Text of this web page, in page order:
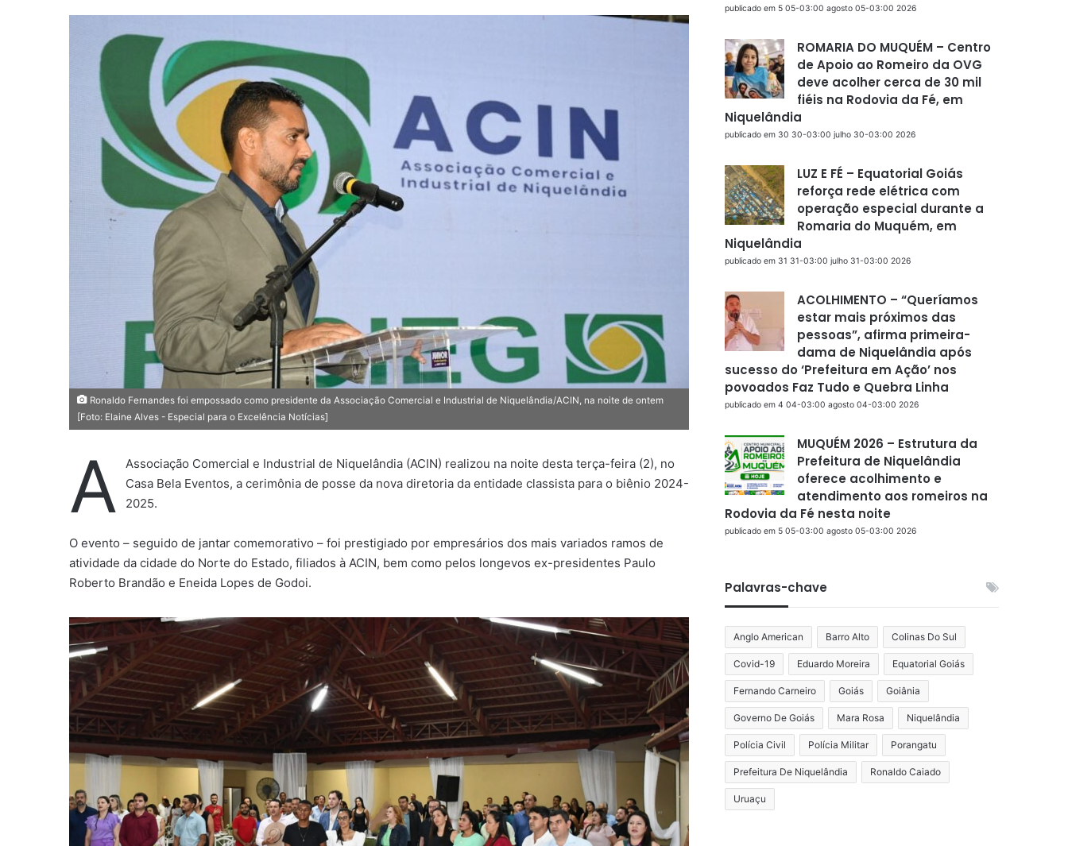
e
m
-
m
a
l
Ronaldo Fernandes foi empossado como presidente da Associação Comercial e Industrial de Niquelândia/ACIN, na noite de ontem
[Foto: Elaine Alves - Especial para o Excelência Notícias]
A
Associação Comercial e Industrial de Niquelândia (ACIN) realizou na noite desta terça-feira (2), no
Casa Bela Eventos, a cerimônia de posse da nova diretoria da entidade classista para o biênio 2024-
2025.
O evento – seguido de jantar comemorativo – foi prestigiado por empresários dos mais variados ramos de
atividade da cidade do Norte do Estado, filiados à ACIN, bem como pelos longevos ex-presidentes Paulo
Roberto Brandão e Eneida Lopes de Godoi.
publicado em 5 05-03:00 agosto 05-03:00 2026
ROMARIA DO MUQUÉM – Centro
de Apoio ao Romeiro da OVG
deve acolher cerca de 30 mil
fiéis na Rodovia da Fé, em
Niquelândia
publicado em 30 30-03:00 julho 30-03:00 2026
LUZ E FÉ – Equatorial Goiás
reforça rede elétrica com
operação especial durante a
Romaria do Muquém, em
Niquelândia
publicado em 31 31-03:00 julho 31-03:00 2026
ACOLHIMENTO – “Queríamos
estar mais próximos das
pessoas”, afirma primeira-
dama de Niquelândia após
sucesso do ‘Prefeitura em Ação’ nos
povoados Faz Tudo e Quebra Linha
publicado em 4 04-03:00 agosto 04-03:00 2026
MUQUÉM 2026 – Estrutura da
Prefeitura de Niquelândia
oferece acolhimento e
atendimento aos romeiros na
Rodovia da Fé nesta noite
publicado em 5 05-03:00 agosto 05-03:00 2026
Palavras-chave
Anglo American Barro Alto Colinas Do Sul
Covid-19 Eduardo Moreira Equatorial Goiás
Fernando Carneiro Goiás Goiânia
Governo De Goiás Mara Rosa Niquelândia
Polícia Civil Polícia Militar Porangatu
Prefeitura De Niquelândia Ronaldo Caiado
Uruaçu